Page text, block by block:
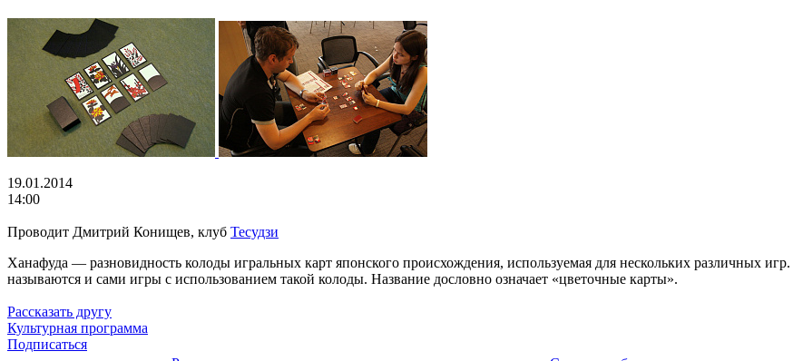
19.01.2014
14:00
Проводит Дмитрий Конищев, клуб Тесудзи
Ханафуда — разновидность колоды игральных карт японского происхождения, используемая для нескольких различных
называются и сами игры с использованием такой колоды. Название дословно означает «цветочные карты».
Рассказать другу
Культурная программа
Подписаться